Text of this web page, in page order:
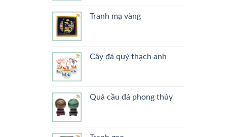
Tranh mạ vàng
Cây đá quý thạch anh
Quả cầu đá phong thủy